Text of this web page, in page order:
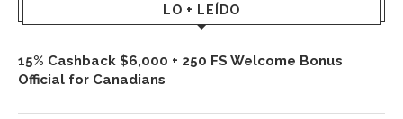
LO + LEÍDO
15% Cashback $6,000 + 250 FS Welcome Bonus
Official for Canadians